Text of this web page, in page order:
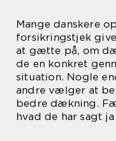
Mange danskere
forsikringstjek
at gætte på, om
de en konkret
situation. Nogle
andre vælger at
bedre dækning.
hvad de har sagt